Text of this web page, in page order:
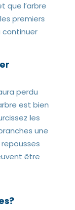
que l’arbre
premiers
continuer
perdu
est bien
les
une
être